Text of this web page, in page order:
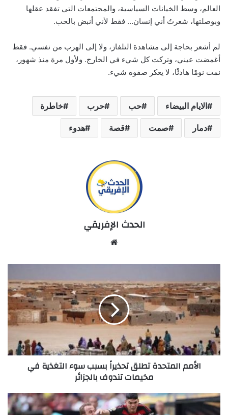
العالم، وسط الخيانات السياسية، والمجتمعات التي تفقد عقلها
وبوصلتها، شعرتُ أني إنسان… فقط لأني أنبض بالحب.
لم أشعر بحاجة إلى مشاهدة التلفاز، ولا إلى الهرب من نفسي. فقط
أغمضت عيني، وتركت كل شيء في الخارج. ولأول مرة منذ شهور،
نمت نومًا هادئًا، لا يعكر صفوه شيء.
الايام البيضاء حب حرب خاطرة
دمار صمت قصة هدوء
الحدث الإفريقي
تطلق
تحذيراً
بسبب
التغذية
في
مخيمات
الأمم المتحدة تطلق تحذيراً بسبب سوء التغذية في
مخيمات تندوف بالجزائر
بايرن
يتأهل